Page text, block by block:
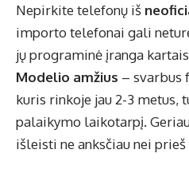
Nepirkite telefonų iš
importo telefonai gali
jų programinė įranga
Modelio amžius – svarbus
kuris rinkoje jau 2-3 metus,
palaikymo laikotarpį.
išleisti ne anksčiau nei prieš